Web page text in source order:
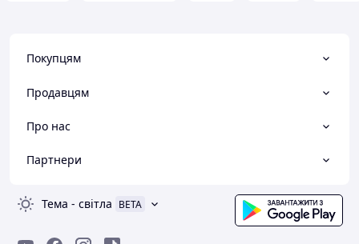
Покупцям
Продавцям
Про нас
Партнери
Тема - світла BETA